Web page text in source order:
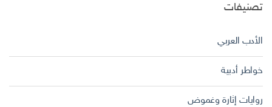
تصنيفات
الأدب العربي
خواطر أدبية
روايات إثارة وغموض